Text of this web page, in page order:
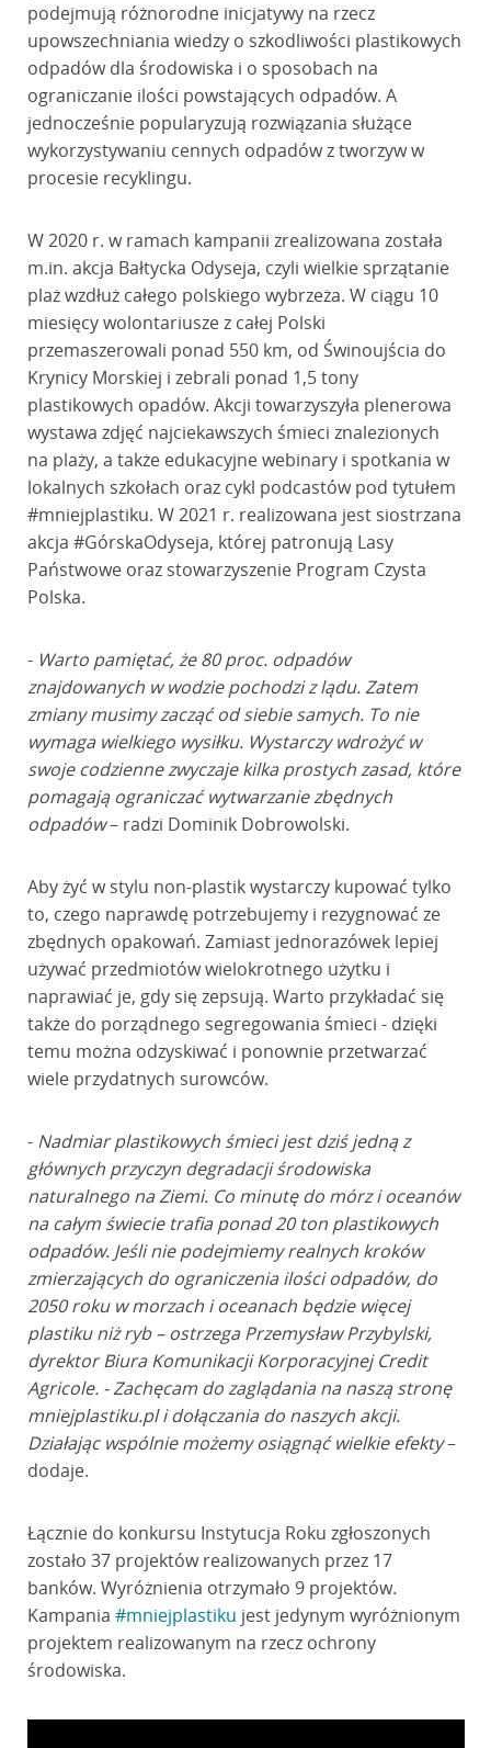
podejmują różnorodne inicjatywy na rzecz
upowszechniania wiedzy o szkodliwości plastikowych
odpadów dla środowiska i o sposobach na
ograniczanie ilości powstających odpadów. A
jednocześnie popularyzują rozwiązania służące
wykorzystywaniu cennych odpadów z tworzyw w
procesie recyklingu.
W 2020 r. w ramach kampanii zrealizowana została
m.in. akcja Bałtycka Odyseja, czyli wielkie sprzątanie
plaż wzdłuż całego polskiego wybrzeża. W ciągu 10
miesięcy wolontariusze z całej Polski
przemaszerowali ponad 550 km, od Świnoujścia do
Krynicy Morskiej i zebrali ponad 1,5 tony
plastikowych opadów. Akcji towarzyszyła plenerowa
wystawa zdjęć najciekawszych śmieci znalezionych
na plaży, a także edukacyjne webinary i spotkania w
lokalnych szkołach oraz cykl podcastów pod tytułem
#mniejplastiku. W 2021 r. realizowana jest siostrzana
akcja #GórskaOdyseja, której patronują Lasy
Państwowe oraz stowarzyszenie Program Czysta
Polska.
- Warto pamiętać, że 80 proc. odpadów
znajdowanych w wodzie pochodzi z lądu. Zatem
zmiany musimy zacząć od siebie samych. To nie
wymaga wielkiego wysiłku. Wystarczy wdrożyć w
swoje codzienne zwyczaje kilka prostych zasad, które
pomagają ograniczać wytwarzanie zbędnych
odpadów– radzi Dominik Dobrowolski.
Aby żyć w stylu non-plastik wystarczy kupować tylko
to, czego naprawdę potrzebujemy i rezygnować ze
zbędnych opakowań. Zamiast jednorazówek lepiej
używać przedmiotów wielokrotnego użytku i
naprawiać je, gdy się zepsują. Warto przykładać się
także do porządnego segregowania śmieci - dzięki
temu można odzyskiwać i ponownie przetwarzać
wiele przydatnych surowców.
- Nadmiar plastikowych śmieci jest dziś jedną z
głównych przyczyn degradacji środowiska
naturalnego na Ziemi. Co minutę do mórz i oceanów
na całym świecie trafia ponad 20 ton plastikowych
odpadów. Jeśli nie podejmiemy realnych kroków
zmierzających do ograniczenia ilości odpadów, do
2050 roku w morzach i oceanach będzie więcej
plastiku niż ryb – ostrzega Przemysław Przybylski,
dyrektor Biura Komunikacji Korporacyjnej Credit
Agricole. - Zachęcam do zaglądania na naszą stronę
mniejplastiku.pl i dołączania do naszych akcji.
Działając wspólnie możemy osiągnąć wielkie efekty–
dodaje.
Łącznie do konkursu Instytucja Roku zgłoszonych
zostało 37 projektów realizowanych przez 17
banków. Wyróżnienia otrzymało 9 projektów.
Kampania #mniejplastiku jest jedynym wyróżnionym
projektem realizowanym na rzecz ochrony
środowiska.